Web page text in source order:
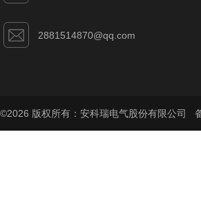
2881514870@qq.com
©2026 版权所有：安科瑞电气股份有限公司